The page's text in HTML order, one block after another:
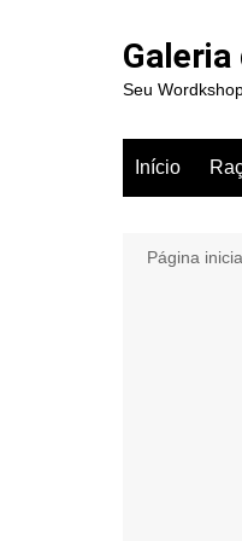
Galeria
Seu
Início
Página